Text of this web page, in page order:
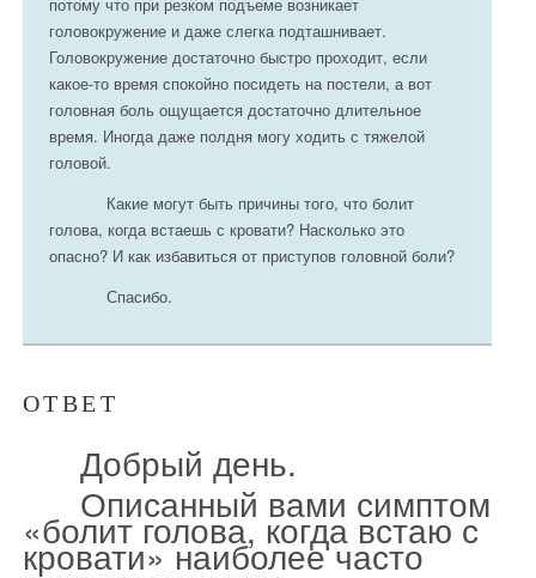
головокружение и даже слегка подташнивает.
Головокружение достаточно быстро проходит, если
какое-то время спокойно посидеть на постели, а вот
головная боль ощущается достаточно длительное
время. Иногда даже полдня могу ходить с тяжелой
головой.
Какие могут быть причины того, что болит
голова, когда встаешь с кровати? Насколько это
опасно? И как избавиться от приступов головной боли?
Спасибо.
ОТВЕТ
Добрый день.
Описанный вами симптом
«болит голова, когда встаю с
кровати» наиболее часто